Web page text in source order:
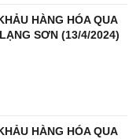
HÀNG HÓA QUA
SƠN (13/4/2024)
HÀNG HÓA QUA